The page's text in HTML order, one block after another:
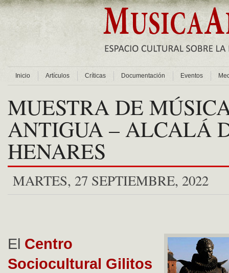
Inicio Artículos Críticas Documentación Eventos
MUESTRA DE
ANTIGUA – ALCALÁ
HENARES
MARTES, 27 SEPTIEMBRE, 2022
El Centro
Sociocultural Gilitos